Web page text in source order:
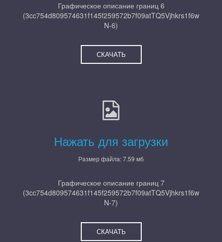
Графическое описание границ 6
(3cc754d809574631f145f259572b7f09atTQ5Vjhkrs1f6w
N-6)
СКАЧАТЬ
Нажать для загрузки
Размер файла: 7.59 мб
Графическое описание границ 7
(3cc754d809574631f145f259572b7f09atTQ5Vjhkrs1f6w
N-7)
СКАЧАТЬ